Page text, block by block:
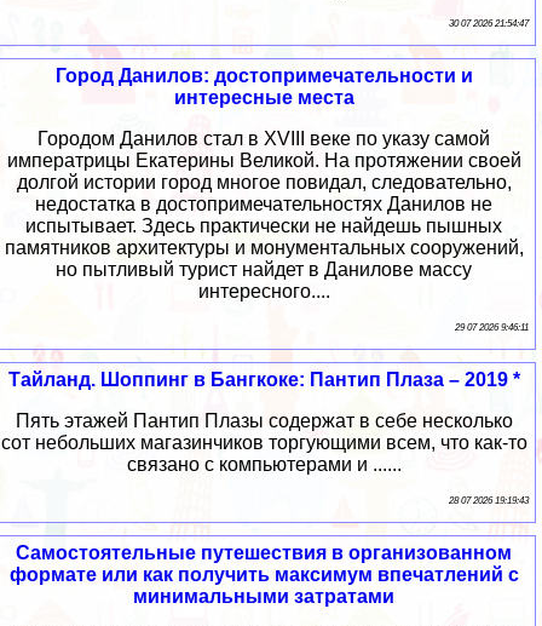
30 07 2026 21:54:47
Город Данилов: достопримечательности и
интересные места
Городом Данилов стал в XVIII веке по указу самой
императрицы Екатерины Великой. На протяжении своей
долгой истории город многое повидал, следовательно,
недостатка в достопримечательностях Данилов не
испытывает. Здесь практически не найдешь пышных
памятников архитектуры и монументальных сооружений,
но пытливый турист найдет в Данилове массу
интересного....
29 07 2026 9:46:11
Тайланд. Шоппинг в Бангкоке: Пантип Плаза – 2019 *
Пять этажей Пантип Плазы содержат в себе несколько
сот небольших магазинчиков торгующими всем, что как-то
связано с компьютерами и ......
28 07 2026 19:19:43
Самостоятельные путешествия в организованном
формате или как получить максимум впечатлений с
минимальными затратами